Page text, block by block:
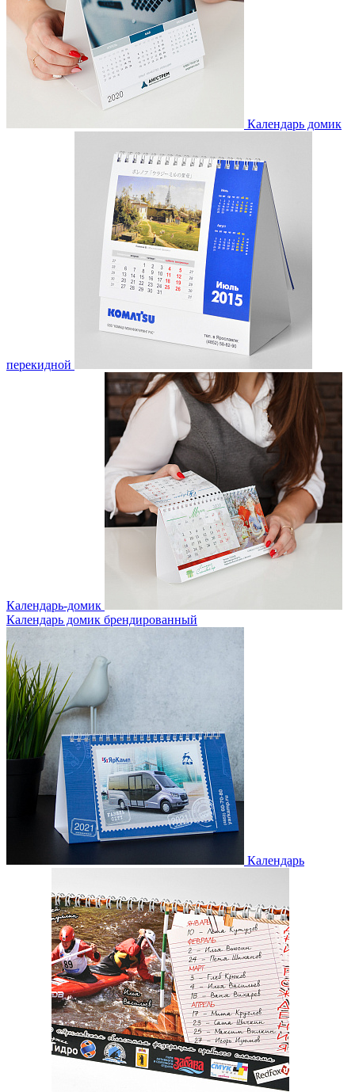
Календарь домик
перекидной
Календарь-домик
Календарь домик брендированный
Календарь